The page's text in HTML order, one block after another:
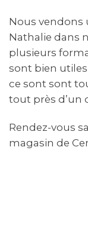
Nous vendons
Nathalie dans
plusieurs
sont bien utiles
ce sont sont
tout près d’un
Rendez-vous
magasin de